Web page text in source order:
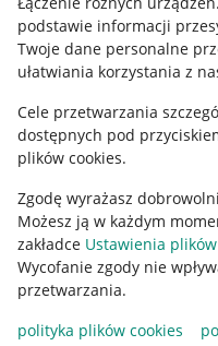
podstawie informacji
Twoje dane personalne
ułatwiania korzystania z
Cele przetwarzania
dostępnych pod
plików cookies.
Zgodę wyrażasz
Możesz ją w każdym
zakładce Ustawienia
Wycofanie zgody nie
przetwarzania.
polityka plików cookies
Polityka plików "cookies"
Ustawienia plików
Udostępnianie lokalizacji
Informacje dla Aktu o
Pobierz aplikację